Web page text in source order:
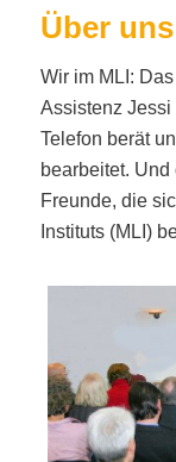
Über uns
Wir im MLI:
Assistenz
Telefon berät
bearbeitet.
Freunde, die
Instituts (MLI)